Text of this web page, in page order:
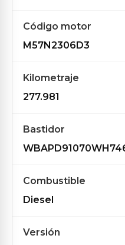
Código motor
M57N2306D3
Kilometraje
277.981
Bastidor
Combustible
Diesel
Versión